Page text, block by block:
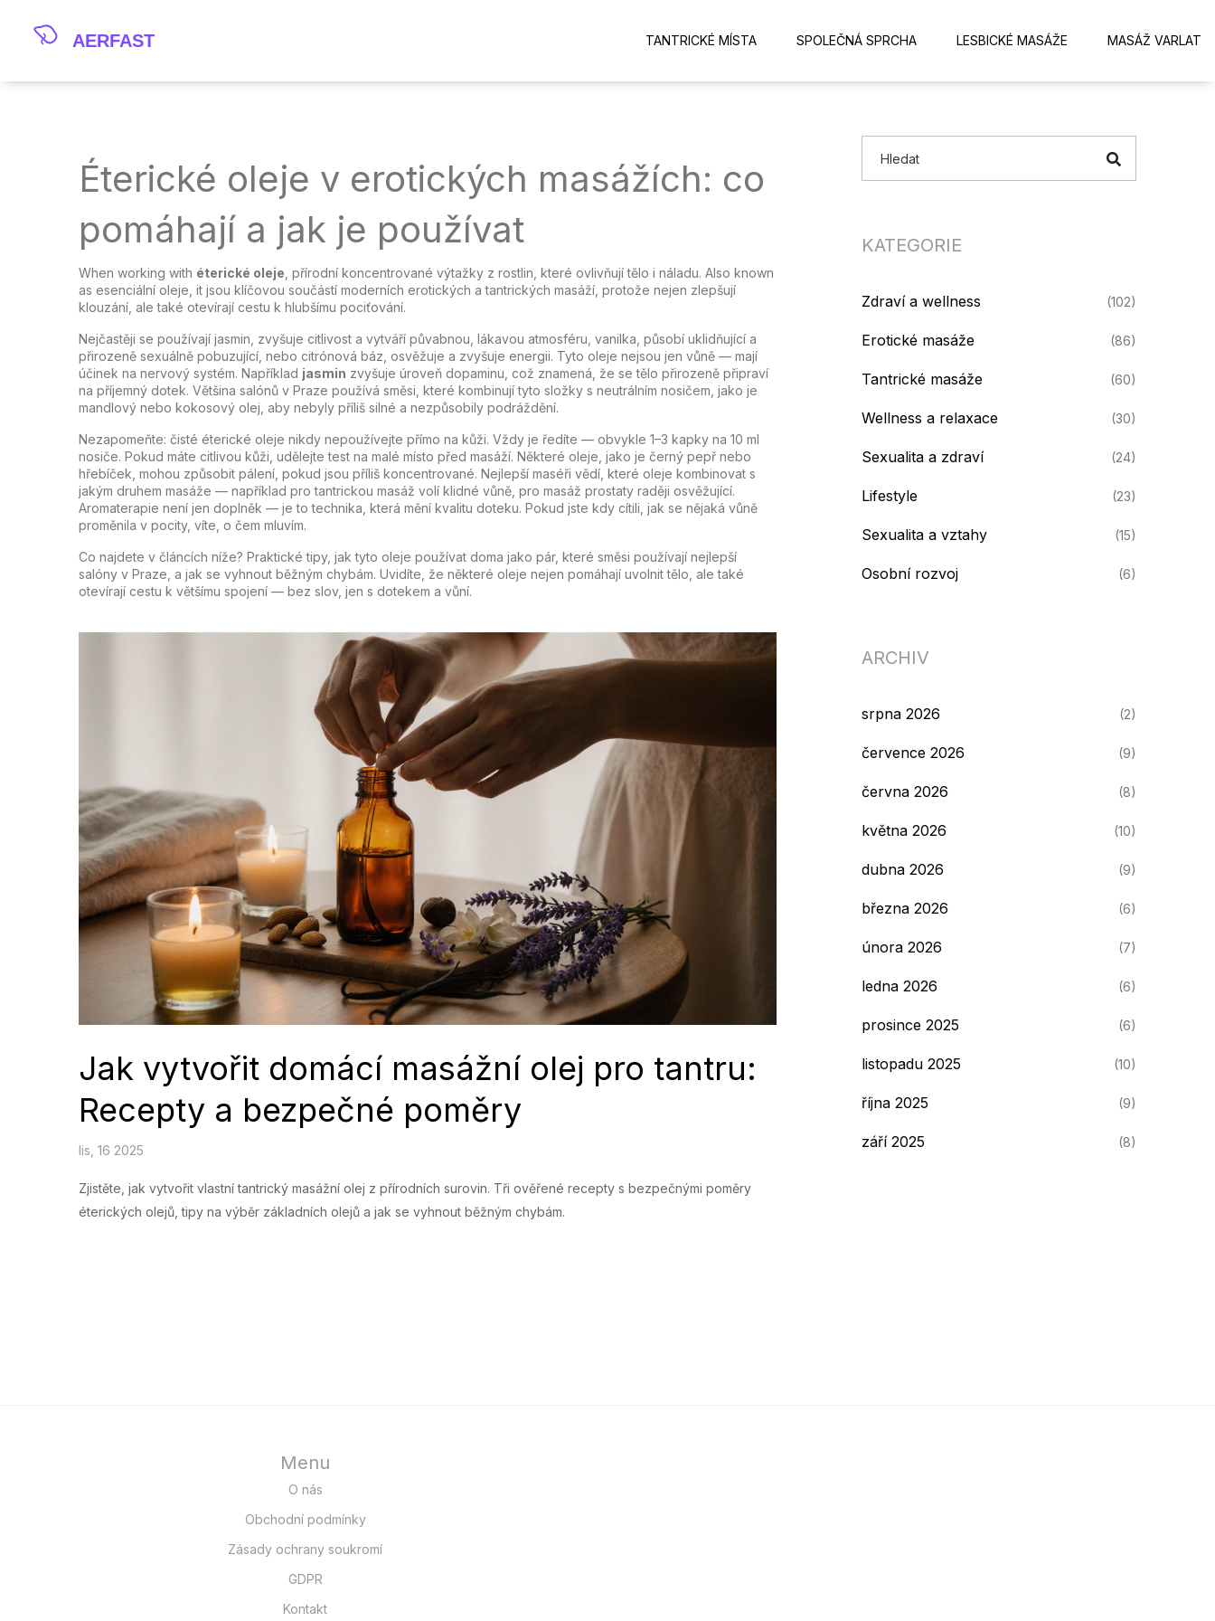
TANTRICKÉ MÍSTA SPOLEČNÁ SPRCHA LESBICKÉ MASÁŽE MASÁŽ VARLAT
Éterické oleje v erotických masážích: co
pomáhají a jak je používat
When working with éterické oleje přírodní koncentrované výtažky z rostlin, které ovlivňují tělo i náladu. Also known
as esenciální oleje , it jsou klíčovou součástí moderních erotických a tantrických masáží, protože nejen zlepšují
klouzání, ale také otevírají cestu k hlubšímu pociťování.
Nejčastěji se používají jasmin zvyšuje citlivost a vytváří půvabnou, lákavou atmosféru vanilka působí uklidňující a
přirozeně sexuálně pobuzující , nebo citrónová báz osvěžuje a zvyšuje energii. Tyto oleje nejsou jen vůně — mají
účinek na nervový systém. Například jasmin zvyšuje úroveň dopaminu, což znamená, že se tělo přirozeně připraví
na příjemný dotek. Většina salónů v Praze používá směsi, které kombinují tyto složky s neutrálním nosičem, jako je
mandlový nebo kokosový olej, aby nebyly příliš silné a nezpůsobily podráždění.
Nezapomeňte: čisté éterické oleje nikdy nepoužívejte přímo na kůži. Vždy je ředíte — obvykle 1–3 kapky na 10 ml
nosiče. Pokud máte citlivou kůži, udělejte test na malé místo před masáží. Některé oleje, jako je černý pepř nebo
hřebíček, mohou způsobit pálení, pokud jsou příliš koncentrované. Nejlepší maséři vědí, které oleje kombinovat s
jakým druhem masáže — například pro tantrickou masáž volí klidné vůně, pro masáž prostaty raději osvěžující.
Aromaterapie není jen doplněk — je to technika, která mění kvalitu doteku. Pokud jste kdy cítili, jak se nějaká vůně
proměnila v pocity, víte, o čem mluvím.
Co najdete v článcích níže? Praktické tipy, jak tyto oleje používat doma jako pár, které směsi používají nejlepší
salóny v Praze, a jak se vyhnout běžným chybám. Uvidíte, že některé oleje nejen pomáhají uvolnit tělo, ale také
otevírají cestu k většímu spojení — bez slov, jen s dotekem a vůní.
Jak vytvořit domácí masážní olej pro tantru:
Recepty a bezpečné poměry
lis, 16 2025
Zjistěte, jak vytvořit vlastní tantrický masážní olej z přírodních surovin. Tři ověřené recepty s bezpečnými poměry
éterických olejů, tipy na výběr základních olejů a jak se vyhnout běžným chybám.
KATEGORIE
Zdraví a wellness (102)
Erotické masáže (86)
Tantrické masáže (60)
Wellness a relaxace (30)
Sexualita a zdraví (24)
Lifestyle (23)
Sexualita a vztahy (15)
Osobní rozvoj (6)
ARCHIV
srpna 2026 (2)
července 2026 (9)
června 2026 (8)
května 2026 (10)
dubna 2026 (9)
března 2026 (6)
února 2026 (7)
ledna 2026 (6)
prosince 2025 (6)
listopadu 2025 (10)
října 2025 (9)
září 2025 (8)
Menu
O nás
Obchodní podmínky
Zásady ochrany soukromí
GDPR
Kontakt